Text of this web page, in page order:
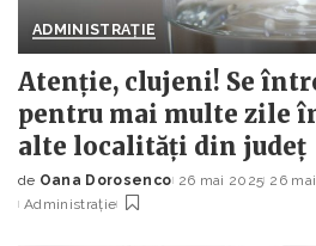
ADMINISTRAȚIE
Atenție, clujeni! Se
pentru mai multe zile
alte localități din județ
Posted
by
de Oana Dorosenco 26 mai 2025 26
Administrație